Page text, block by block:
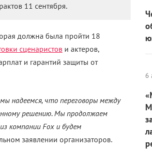
11 сентября.
должна была пройти 18
сценаристов и актеров,
и гарантий защиты от
надеемся, что переговоры между
решению. Мы продолжаем
компании Fox и будем
заявлении организаторов.
6